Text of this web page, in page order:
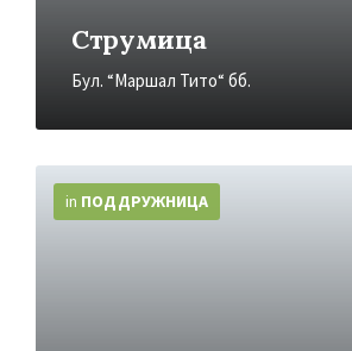
Струмица
Бул. “Маршал Тито“ бб.
in ПОДДРУЖНИЦA
Info